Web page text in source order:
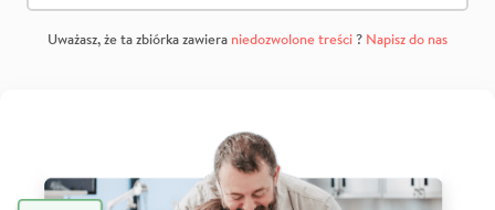
Uważasz, że ta zbiórka zawiera niedozwolone treści? Napisz do nas